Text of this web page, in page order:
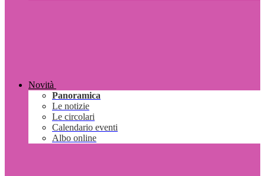
Novità
Panoramica
Le notizie
Le circolari
Calendario eventi
Albo online